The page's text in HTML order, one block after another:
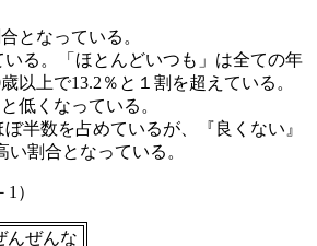
となっている。
る。「ほとんどいつも」は全ての年
以上で13.2％と１割を超えている。
低くなっている。
半数を占めているが、『良くない』
割合となっている。
）
んぜんな